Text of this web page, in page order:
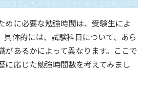
めに必要な勉強時間は、受験生によ
具体的には、試験科目について、あら
があるかによって異なります。ここで
に応じた勉強時間数を考えてみまし